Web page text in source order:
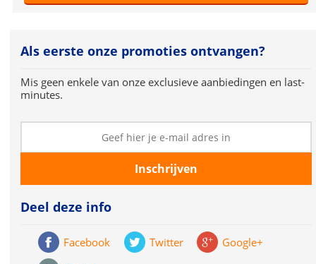
Als eerste onze promoties ontvangen?
Mis geen enkele van onze exclusieve aanbiedingen en last-
minutes.
Deel deze info
Facebook Twitter
Google+